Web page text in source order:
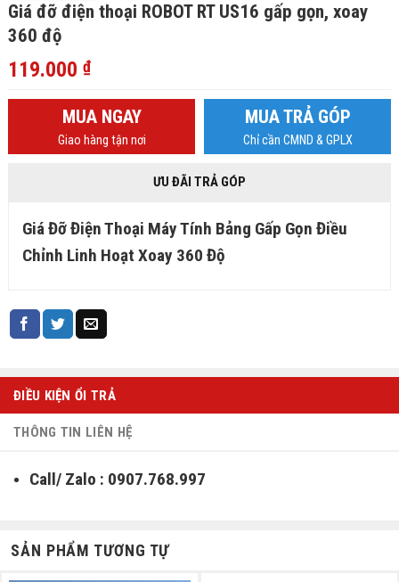
Giá đỡ điện thoại ROBOT RT US16 gấp gọn, xoay
360 độ
119.000 ₫
MUA NGAY
Giao hàng tận nơi
MUA TRẢ GÓP
Chỉ cần CMND & GPLX
ƯU ĐÃI TRẢ GÓP
Giá Đỡ Điện Thoại Máy Tính Bảng Gấp Gọn Điều
Chỉnh Linh Hoạt Xoay 360 Độ
ĐIỀU KIỆN ỔI TRẢ
THÔNG TIN LIÊN HỆ
Call/ Zalo : 0907.768.997
SẢN PHẨM TƯƠNG TỰ